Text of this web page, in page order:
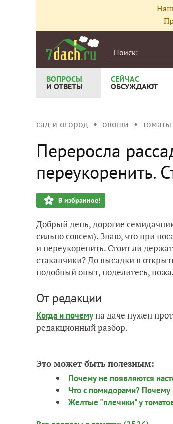
Наш
ВОПРОСЫ
И ОТВЕТЫ
СЕЙЧАС
ОБСУЖДАЮТ
сад и огород овощи томаты
Переросла
переукоренить.
В избранное!
Добрый день, дорогие
сильно совсем). Знаю, что при
и переукоренить. Стоит ли
стаканчики? До высадки в
подобный опыт, поделитесь,
От редакции
Когда и почемуна даче нужен
редакционный разбор.
Это может быть полезным:
Почему не появляются
Что с помидорами? Почему
Желтые "плечики" у